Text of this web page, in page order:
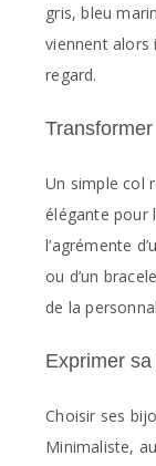
gris, bleu
viennent
regard.
Un simple col
élégante pour
l’agrémente
ou d’un
de la
Exprimer
Choisir ses
Minimaliste,